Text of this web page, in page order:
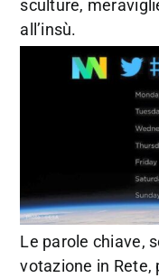
sculture,
all’insù.
Le parole chiave,
votazione in Rete,